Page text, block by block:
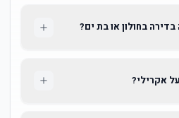
בחולון או בת ים?
אקרילי?